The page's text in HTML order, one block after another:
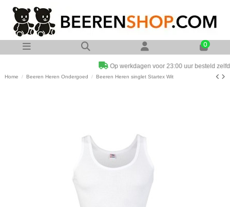
0
Op werkdagen voor 23:00 uur besteld zelfde dag verzonden
Home Beeren Heren Ondergoed Beeren Heren singlet Startex Wit